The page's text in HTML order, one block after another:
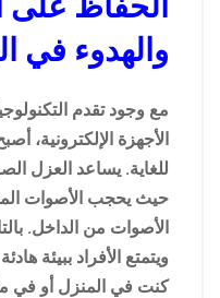
والهدوء في
مع وجود تقدم
الأجهزة الإلكترونية،
للغاية. يساعد العزل
حيث يحجب الأصوات
الأصوات من الداخل.
ويتمتع الأفراد ببيئة
كنت في المنزل أو في